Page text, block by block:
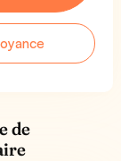
de